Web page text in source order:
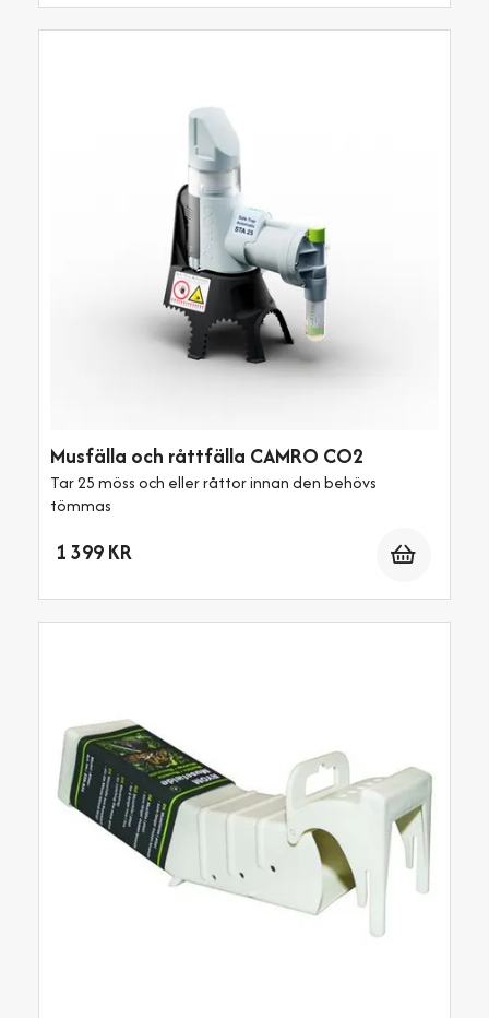
Musfälla och råttfälla CAMRO CO2
Tar 25 möss och eller råttor innan den behövs
tömmas
1 399 KR